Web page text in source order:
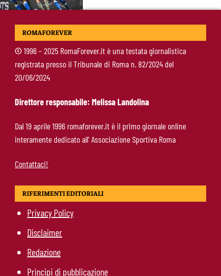
McKennie sorprende tutti: “Il mio idolo era
Molina-Roma, arrivo oggi: il passaporto può
sbloccare un altro colpo
ROMAFOREVER
©1996 – 2025 RomaForever.it è una testata giornalistica
registrata presso il Tribunale di Roma n. 82/2024 del
20/06/2024
Direttore responsabile: Melissa Landolina
Dal 19 aprile 1996 romaforever.it è il primo giornale online
interamente dedicato all’ Associazione Sportiva Roma
Contattaci!
RIFERIMENTI EDITORIALI
Privacy Policy
Disclaimer
Redazione
Principi di pubblicazione